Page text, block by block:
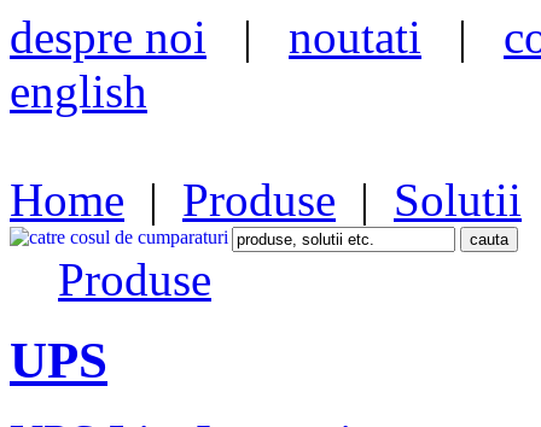
despre noi | noutati |
english
Home | Produse | Solutii
Produse
UPS